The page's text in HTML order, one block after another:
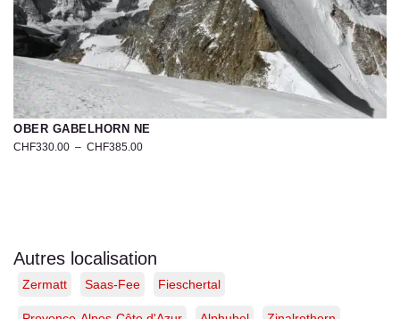
OBER GABELHORN NE
CHF330.00 – CHF385.00
Tirage
limité
Autres localisation
Zermatt Saas-Fee Fieschertal